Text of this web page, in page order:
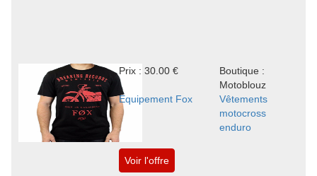
Prix : 30.00 €
Boutique :
Motoblouz
Equipement Fox
Vêtements
motocross
enduro
Voir l'offre